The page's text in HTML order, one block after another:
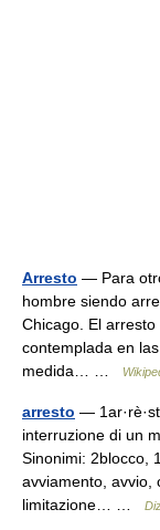
Arresto — Para
hombre siendo
Chicago. El
contemplada en
medida… …
arresto —
interruzione di un
Sinonimi: 2blocco,
avviamento, avvio,
limitazione… …